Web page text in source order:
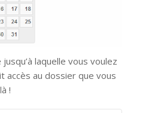
laquelle vous voulez
accès au dossier que vous
!